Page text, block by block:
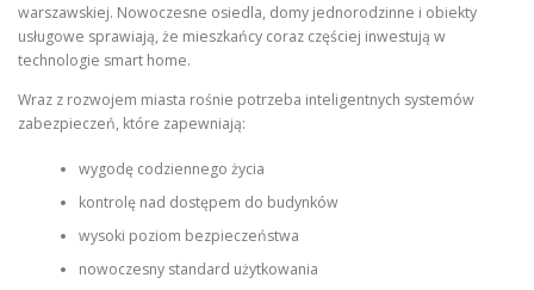
warszawskiej. Nowoczesne osiedla, domy jednorodzinne i obiekty
usługowe sprawiają, że mieszkańcy coraz częściej inwestują w
technologie smart home.
Wraz z rozwojem miasta rośnie potrzeba inteligentnych systemów
zabezpieczeń, które zapewniają:
wygodę codziennego życia
kontrolę nad dostępem do budynków
wysoki poziom bezpieczeństwa
nowoczesny standard użytkowania